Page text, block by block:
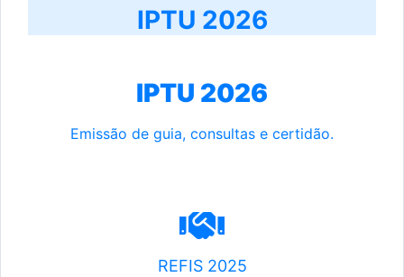
IPTU 2026
IPTU 2026
Emissão de guia, consultas e certidão.
REFIS 2025